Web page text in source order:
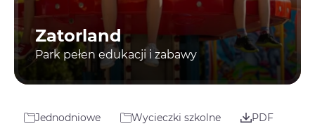
Zatorland
Park pełen edukacji i zabawy
Jednodniowe Wycieczki szkolne PDF